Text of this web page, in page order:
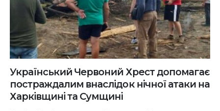
Український Червоний Хрест допомагає
постраждалим внаслідок нічної атаки на
Харківщині та Сумщині